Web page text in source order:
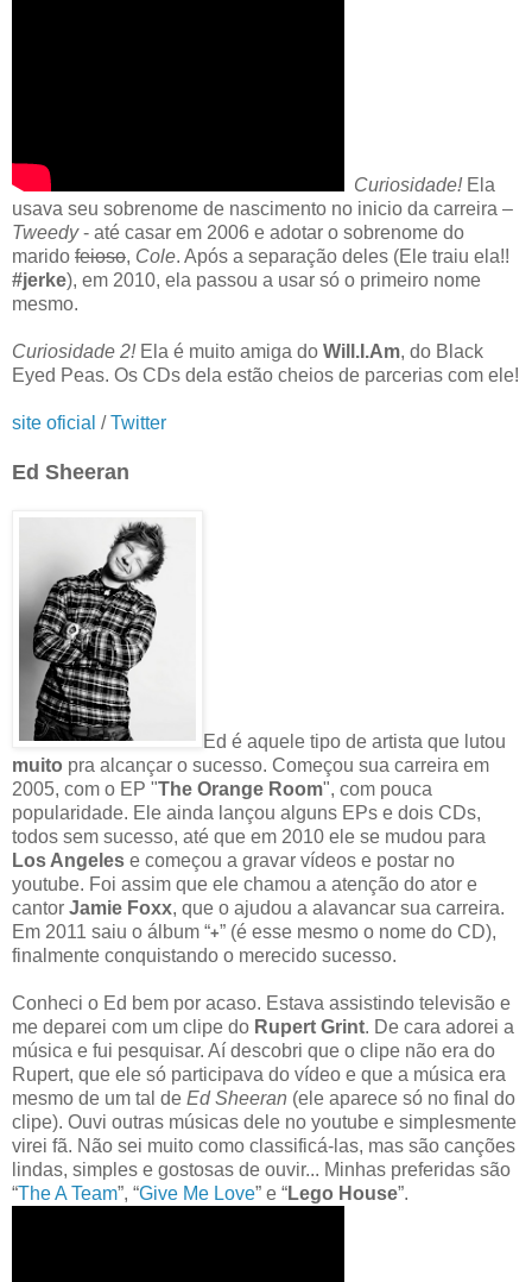
Curiosidade!Ela
usava seu sobrenome de nascimento no inicio da carreira –
Tweedy- até casar em 2006 e adotar o sobrenome do
marido feioso, Cole. Após a separação deles (Ele traiu ela!!
#jerke), em 2010, ela passou a usar só o primeiro nome
mesmo.
Curiosidade 2!Ela é muito amiga do Will.I.Am, do Black
Eyed Peas. Os CDs dela estão cheios de parcerias com ele!
site oficial /Twitter
Ed Sheeran
Ed é aquele tipo de artista que lutou
muito pra alcançar o sucesso. Começou sua carreira em
2005, com o EP "The Orange Room", com pouca
popularidade. Ele ainda lançou alguns EPs e dois CDs,
todos sem sucesso, até que em 2010 ele se mudou para
Los Angeles e começou a gravar vídeos e postar no
youtube. Foi assim que ele chamou a atenção do ator e
cantor Jamie Foxx, que o ajudou a alavancar sua carreira.
Em 2011 saiu o álbum “+” (é esse mesmo o nome do CD),
finalmente conquistando o merecido sucesso.
Conheci o Ed bem por acaso. Estava assistindo televisão e
me deparei com um clipe do Rupert Grint. De cara adorei a
música e fui pesquisar. Aí descobri que o clipe não era do
Rupert, que ele só participava do vídeo e que a música era
mesmo de um tal de Ed Sheeran (ele aparece só no final do
clipe). Ouvi outras músicas dele no youtube e simplesmente
virei fã. Não sei muito como classificá-las, mas são canções
lindas, simples e gostosas de ouvir... Minhas preferidas são
“The A Team”, “Give Me Love” e “Lego House”.